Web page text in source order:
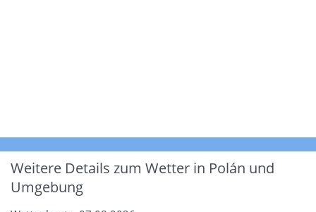
Weitere Details zum Wetter in Polán und
Umgebung